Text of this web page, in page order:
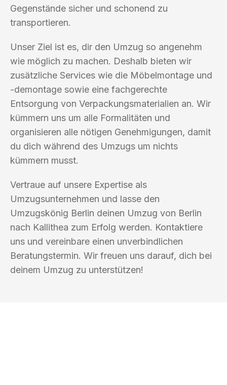
Gegenstände sicher und schonend zu
transportieren.
Unser Ziel ist es, dir den Umzug so angenehm
wie möglich zu machen. Deshalb bieten wir
zusätzliche Services wie die Möbelmontage und
-demontage sowie eine fachgerechte
Entsorgung von Verpackungsmaterialien an. Wir
kümmern uns um alle Formalitäten und
organisieren alle nötigen Genehmigungen, damit
du dich während des Umzugs um nichts
kümmern musst.
Vertraue auf unsere Expertise als
Umzugsunternehmen und lasse den
Umzugskönig Berlin deinen Umzug von Berlin
nach Kallithea zum Erfolg werden. Kontaktiere
uns und vereinbare einen unverbindlichen
Beratungstermin. Wir freuen uns darauf, dich bei
deinem Umzug zu unterstützen!